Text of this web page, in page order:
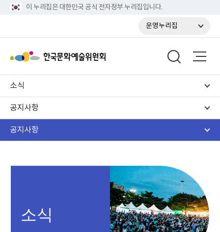
이 누리집은 대한민국 공식 전자정부 누리집입니다.
운영누리집
소식
공지사항
공지사항
소식